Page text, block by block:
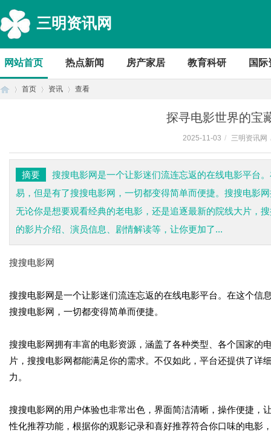
三明资讯网
网站首页 热点新闻 房产家居 教育科研 国际
首页 资讯 查看
探寻电影世界的
2025-11-03 / 三明资讯网
摘要
搜搜电影网是一个让影迷们流连忘返的在线电影平台
易，但是有了搜搜电影网，一切都变得简单而便捷。搜搜电影
无论你是想要观看经典的老电影，还是追逐最新的院线大片，
的影片介绍、演员信息、剧情解读等，让你更加了...
搜搜电影网
搜搜电影网是一个让影迷们流连忘返的在线电影平台。在这个信
搜搜电影网，一切都变得简单而便捷。
搜搜电影网拥有丰富的电影资源，涵盖了各种类型、各个国家的
片，搜搜电影网都能满足你的需求。不仅如此，平台还提供了
力。
搜搜电影网的用户体验也非常出色，界面简洁清晰，操作便捷，
性化推荐功能，根据你的观影记录和喜好推荐符合你口味的电影